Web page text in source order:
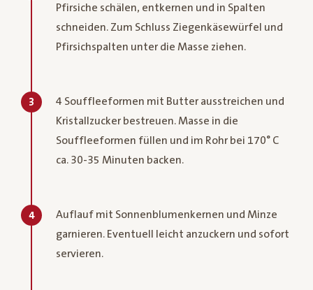
Pfirsiche schälen, entkernen und in Spalten
schneiden. Zum Schluss Ziegenkäsewürfel und
Pfirsichspalten unter die Masse ziehen.
3
4 Souffleeformen mit Butter ausstreichen und
Kristallzucker bestreuen. Masse in die
Souffleeformen füllen und im Rohr bei 170° C
ca. 30-35 Minuten backen.
4
Auflauf mit Sonnenblumenkernen und Minze
garnieren. Eventuell leicht anzuckern und sofort
servieren.